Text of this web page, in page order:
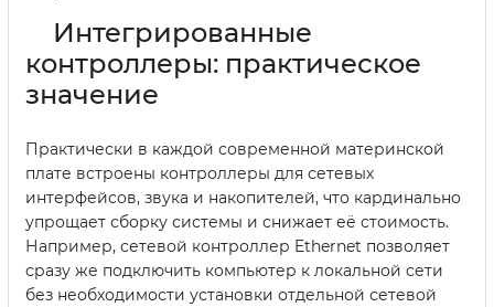
Интегрированные
контроллеры: практическое
значение
Практически в каждой современной материнской
плате встроены контроллеры для сетевых
интерфейсов, звука и накопителей, что кардинально
упрощает сборку системы и снижает её стоимость.
Например, сетевой контроллер Ethernet позволяет
сразу же подключить компьютер к локальной сети
без необходимости установки отдельной сетевой